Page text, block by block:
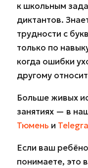
к школьным
диктантов.
трудности с
только по
когда ошибки
другому
Больше живых
занятиях — в
Тюмень и
Если ваш
понимаете, это